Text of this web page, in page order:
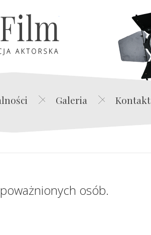
Edwin Film Agencja Aktorska
Galeria Kontakt
osób.